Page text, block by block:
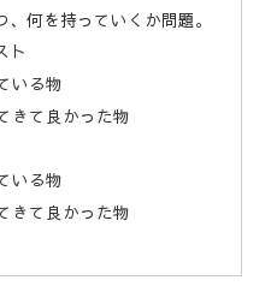
何を持っていくか問題。
ト
いる物
きて良かった物
いる物
きて良かった物